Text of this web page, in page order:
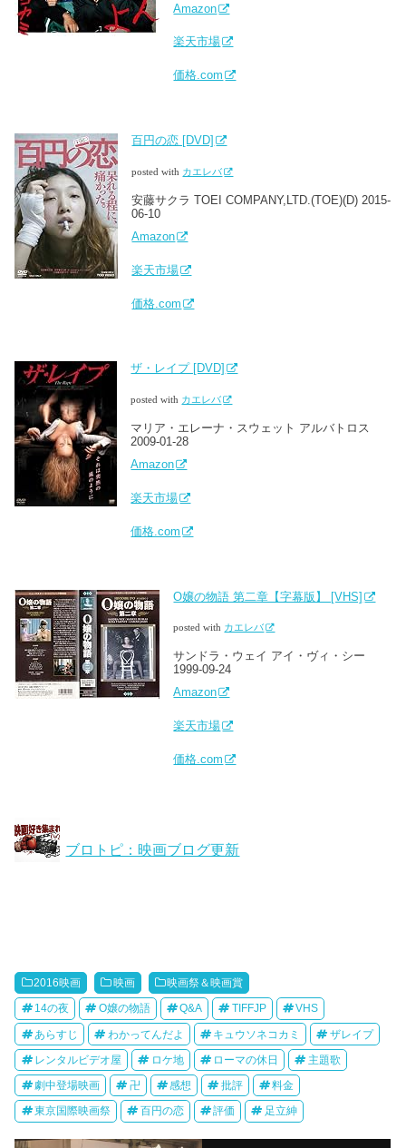
Amazon
楽天市場
価格.com
百円の恋 [DVD]
posted with カエレバ
安藤サクラ TOEI COMPANY,LTD.(TOE)(D) 2015-
06-10
Amazon
楽天市場
価格.com
ザ・レイプ [DVD]
posted with カエレバ
マリア・エレーナ・スウェット アルバトロス
2009-01-28
Amazon
楽天市場
価格.com
O嬢の物語 第二章【字幕版】 [VHS]
posted with カエレバ
サンドラ・ウェイ アイ・ヴィ・シー
1999-09-24
Amazon
楽天市場
価格.com
ブロトピ：映画ブログ更新
2016映画 映画 映画祭＆映画賞
14の夜 O嬢の物語 Q&A TIFFJP VHS
あらすじ わかってんだよ キュウソネコカミ ザレイプ
レンタルビデオ屋 ロケ地 ローマの休日 主題歌
劇中登場映画 卍 感想 批評 料金
東京国際映画祭 百円の恋 評価 足立紳